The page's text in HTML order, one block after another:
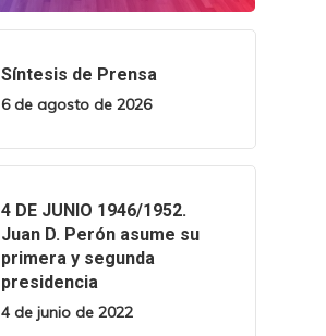
Síntesis de Prensa
6 de agosto de 2026
4 DE JUNIO 1946/1952.
Juan D. Perón asume su
primera y segunda
presidencia
4 de junio de 2022